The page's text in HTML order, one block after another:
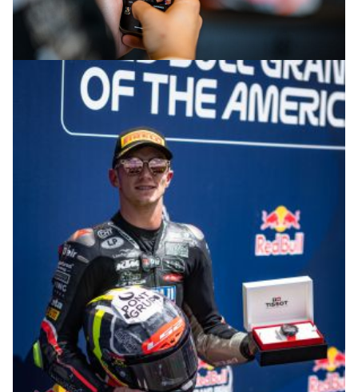
© R.Lekl